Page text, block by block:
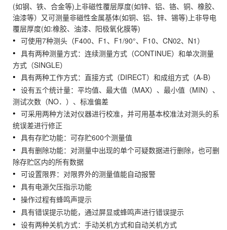
(如钢、铁、合金等)上非磁性覆层厚度(如锌、铝、铬、铜、橡胶、
油漆等）又可测量非磁性金属基体(如铜、铝、锌、锡等)上非导电
覆层厚度(如:橡胶、油漆、阳极氧化膜等)
可使用7种测头（F400、F1、F1/90°、F10、CN02、N1）
具有两种测量方式：连续测量方式（CONTINUE）和单次测量
方式（SINGLE）
具有两种工作方式：直接方式（DIRECT）和成组方式（A-B）
设有五个统计量：平均值、最大值（MAX）、最小值（MIN）、
测试次数（NO．）、标准偏差
可采用两种方法对仪器进行校准，并可用基本校准法对测头的系
统误差进行修正
具有存贮功能：可存贮600个测量值
具有删除功能：对测量中出现的单个可疑数据进行删除，也可删
除存贮区内的所有数据
可设置限界：对限界外的测量值能自动报警
具有电源欠压指示功能
操作过程有蜂鸣声提示
具有错误提示功能，通过屏显或蜂鸣声进行错误提示
设有两种关机方式：手动关机方式和自动关机方式